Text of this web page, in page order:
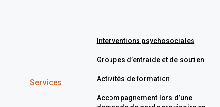
Services
Interventions psychosociales
Groupes d’entraide et de soutien
Activités de formation
Accompagnement lors d’une